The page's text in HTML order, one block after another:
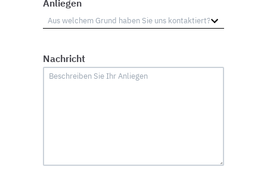
Anliegen
Nachricht